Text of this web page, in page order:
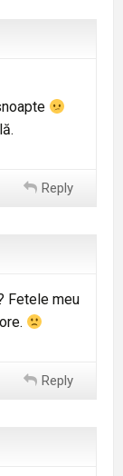
Reply
Fetele meu
Reply